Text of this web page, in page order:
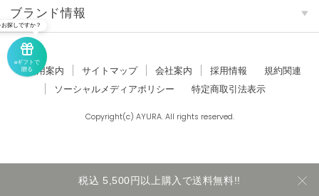
ブランド情報
ご利用案内 サイトマップ 会社案内 採用情報
規約関連
ソーシャルメディアポリシー
特定商取引法表示
Copyright(c) AYURA. All rights reserved.
カートに入れる
税込 5,500円以上購入で送料無料!!
eギフトで
贈る
探しですか？